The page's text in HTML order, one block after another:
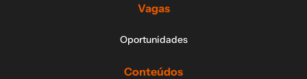
Vagas
Oportunidades
Conteúdos